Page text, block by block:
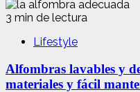
3 min de lectura
Lifestyle
Alfombras lavables y
materiales y fácil